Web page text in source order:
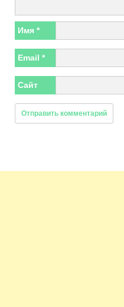
Имя *
Email *
Сайт